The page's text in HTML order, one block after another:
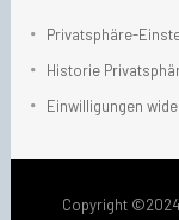
Privatsphäre-
Historie
Einwilligungen
Copyright